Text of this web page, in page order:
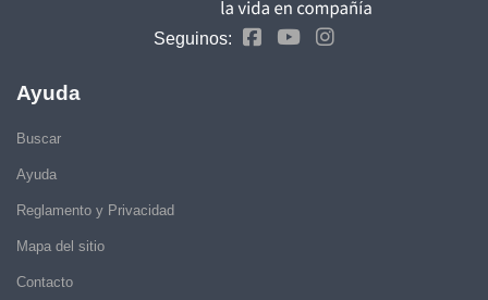
Seguinos:
Ayuda
Buscar
Ayuda
Reglamento y Privacidad
Mapa del sitio
Contacto